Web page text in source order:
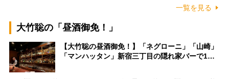
一覧を見る
大竹聡の「昼酒御免！」
【大竹聡の昼酒御免！】「ネグローニ」「山崎」
「マンハッタン」新宿三丁目の隠れ家バーで1…